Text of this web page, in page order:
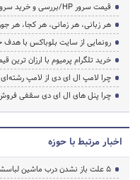
قیمت سرور HP/بررسی و خرید سرور اچ پی
هر زبانی، هر زمانی، هر کجا، هر
رونمایی از سایت بلوباکس با هدف
خرید تلگرام پرمیوم با ارزان ترین
چرا لامپ ال ای دی از لامپ
چرا پنل های ال ای دی سقفی
اخبار مرتبط با حوزه
5 علت باز نشدن درب ماشین لباسشویی کنوود به همراه راه حل